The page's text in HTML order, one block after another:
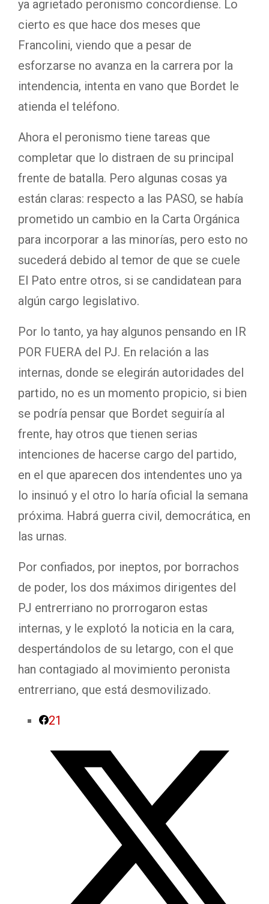
ya agrietado peronismo concordiense. Lo
cierto es que hace dos meses que
Francolini, viendo que a pesar de
esforzarse no avanza en la carrera por la
intendencia, intenta en vano que Bordet le
atienda el teléfono.
Ahora el peronismo tiene tareas que
completar que lo distraen de su principal
frente de batalla. Pero algunas cosas ya
están claras: respecto a las PASO, se había
prometido un cambio en la Carta Orgánica
para incorporar a las minorías, pero esto no
sucederá debido al temor de que se cuele
El Pato entre otros, si se candidatean para
algún cargo legislativo.
Por lo tanto, ya hay algunos pensando en IR
POR FUERA del PJ. En relación a las
internas, donde se elegirán autoridades del
partido, no es un momento propicio, si bien
se podría pensar que Bordet seguiría al
frente, hay otros que tienen serias
intenciones de hacerse cargo del partido,
en el que aparecen dos intendentes uno ya
lo insinuó y el otro lo haría oficial la semana
próxima. Habrá guerra civil, democrática, en
las urnas.
Por confiados, por ineptos, por borrachos
de poder, los dos máximos dirigentes del
PJ entrerriano no prorrogaron estas
internas, y le explotó la noticia en la cara,
despertándolos de su letargo, con el que
han contagiado al movimiento peronista
entrerriano, que está desmovilizado.
21